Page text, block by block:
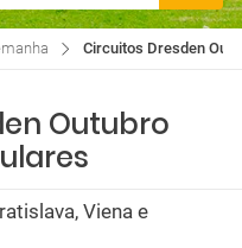
Circuitos Dresden
Outubro
Viena e